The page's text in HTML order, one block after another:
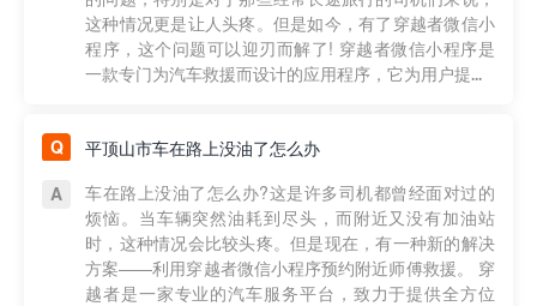
这种情况更是让人头疼。但是如今，有了穿越者微信小
程序，这个问题可以迎刃而解了! 穿越者微信小程序是
一款专门为汽车救援而设计的应用程序，它为用户提...
平顶山市车在路上没油了怎么办
车在路上没油了怎么办?这是许多司机都曾经面对过的
烦恼。当车辆突然油耗到尽头，而附近又没有加油站
时，这种情况会比较头疼。但是现在，有一种新的解决
方案——利用穿越者微信小程序预约附近师傅救援。 穿
越者是一家专业的汽车服务平台，致力于提供全方位